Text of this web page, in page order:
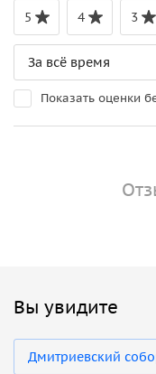
5 4 3
Показать оценки
Вы увидите
Дмитриевский